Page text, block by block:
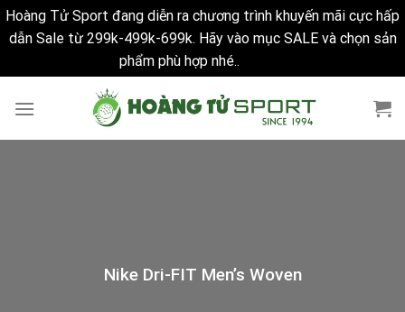
Hoàng Tử Sport đang diễn ra chương trình khuyến mãi cực hấp
dẫn Sale từ 299k-499k-699k. Hãy vào mục SALE và chọn sản
phẩm phù hợp nhé..
Nike Dri-FIT Men’s Woven